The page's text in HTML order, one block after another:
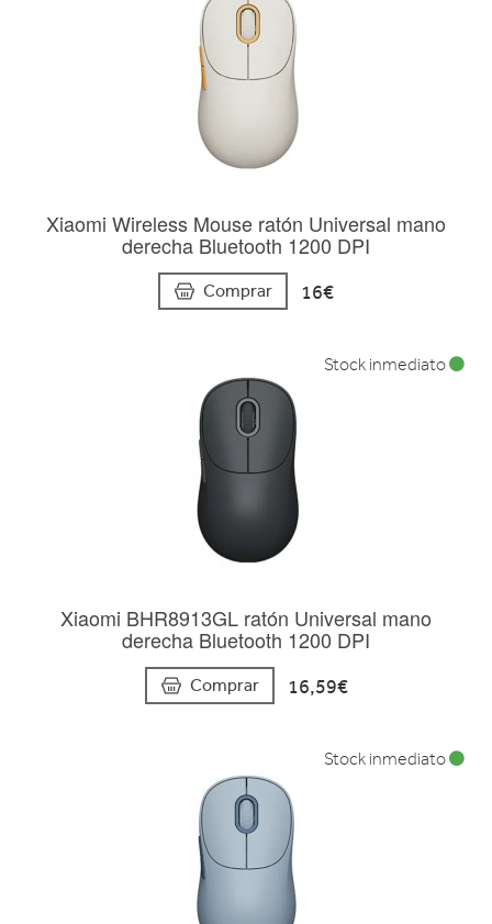
Xiaomi Wireless Mouse ratón Universal mano
derecha Bluetooth 1200 DPI
Comprar 16€
Xiaomi BHR8913GL ratón Universal mano
derecha Bluetooth 1200 DPI
Comprar 16,59€
Stock inmediato
Stock inmediato